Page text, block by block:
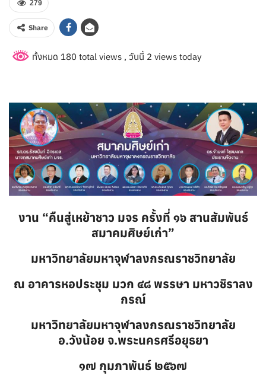
279
Share
ทั้งหมด 180 total views , วันนี้ 2 views today
งาน “คืนสู่เหย้าชาว มจร ครั้งที่ ๑๖ สานสัมพันธ์
สมาคมศิษย์เก่า”
มหาวิทยาลัยมหาจุฬาลงกรณราชวิทยาลัย
ณ อาคารหอประชุม มวก ๔๘ พรรษา มหาวชิราลง
กรณ์
มหาวิทยาลัยมหาจุฬาลงกรณราชวิทยาลัย
อ.วังน้อย จ.พระนครศรีอยุธยา
๑๗ กุมภาพันธ์ ๒๕๖๗